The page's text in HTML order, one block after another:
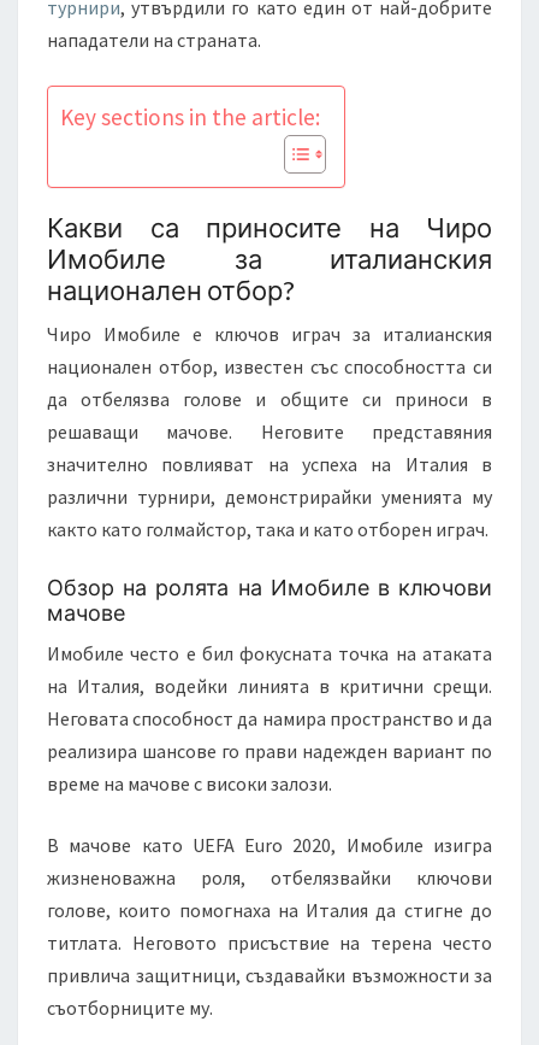
турнири, утвърдили го като един от най-добрите
нападатели на страната.
Key sections in the article:
Какви са приносите на Чиро
Имобиле за италианския
национален отбор?
Чиро Имобиле е ключов играч за италианския
национален отбор, известен със способността си
да отбелязва голове и общите си приноси в
решаващи мачове. Неговите представяния
значително повлияват на успеха на Италия в
различни турнири, демонстрирайки уменията му
както като голмайстор, така и като отборен играч.
Обзор на ролята на Имобиле в ключови
мачове
Имобиле често е бил фокусната точка на атаката
на Италия, водейки линията в критични срещи.
Неговата способност да намира пространство и да
реализира шансове го прави надежден вариант по
време на мачове с високи залози.
В мачове като UEFA Euro 2020, Имобиле изигра
жизненоважна роля, отбелязвайки ключови
голове, които помогнаха на Италия да стигне до
титлата. Неговото присъствие на терена често
привлича защитници, създавайки възможности за
съотборниците му.